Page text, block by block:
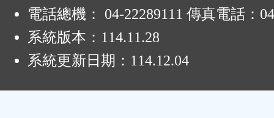
電話總機： 04-22289111 傳真電話：
系統版本： 114.11.28
系統更新日期： 114.12.04